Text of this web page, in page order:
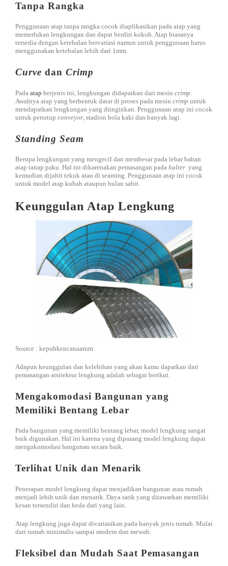
Tanpa Rangka
Penggunaan atap tanpa rangka cocok diaplikasikan pada atap yang
memerlukan lengkungan dan dapat berdiri kokoh. Atap biasanya
tersedia dengan ketebalan bervariasi namun untuk penggunaan harus
menggunakan ketebalan lebih dari 1mm.
Curve dan Crimp
Pada atap berjenis ini, lengkungan didapatkan dari mesin crimp
Awalnya atap yang berbentuk datar di proses pada mesin crimp untuk
mendapatkan lengkungan yang diinginkan. Penggunaan atap ini cocok
untuk penutup conveyor , stadion bola kaki dan banyak lagi.
Standing Seam
Berupa lengkungan yang mengecil dan membesar pada lebar bahan
atap tanap paku. Hal ini dikarenakan pemasangan pada halter yang
kemudian dijahit tekuk atau di seaming. Penggunaan atap ini cocok
untuk model atap kubah ataupun bulan sabit.
Keunggulan Atap Lengkung
Source : kepuhkencanaarum
Adapun keunggulan dan kelebihan yang akan kamu dapatkan dari
pemasangan arsitektur lengkung adalah sebagai berikut.
Mengakomodasi Bangunan yang
Memiliki Bentang Lebar
Pada bangunan yang memiliki bentang lebar, model lengkung sangat
baik digunakan. Hal ini karena yang dipasang model lengkung dapat
mengakomodasi bangunan secara baik.
Terlihat Unik dan Menarik
Penerapan model lengkung dapat menjadikan bangunan atau rumah
menjadi lebih unik dan menarik. Daya tarik yang ditawarkan memiliki
kesan tersendiri dan beda dari yang lain.
Atap lengkung juga dapat divariasikan pada banyak jenis rumah. Mulai
dari rumah minimalis sampai modern dan mewah.
Fleksibel dan Mudah Saat Pemasangan